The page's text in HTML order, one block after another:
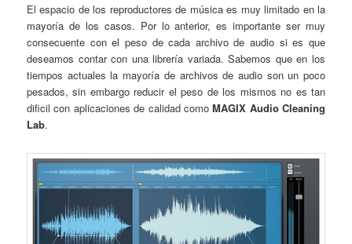
El espacio de los reproductores de música es muy limitado en la
mayoría de los casos. Por lo anterior, es importante ser muy
consecuente con el peso de cada archivo de audio si es que
deseamos contar con una librería variada. Sabemos que en los
tiempos actuales la mayoría de archivos de audio son un poco
pesados, sin embargo reducir el peso de los mismos no es tan
dificil con aplicaciones de calidad comoMAGIX Audio Cleaning
Lab.